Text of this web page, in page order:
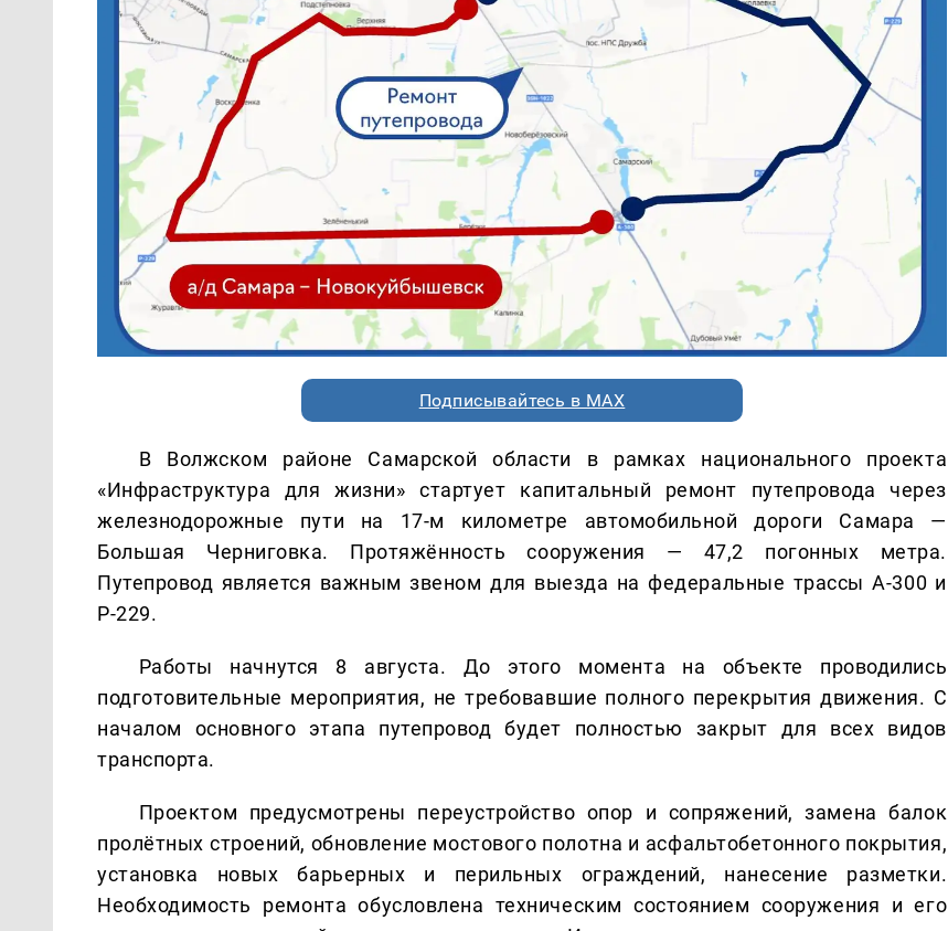
Подписывайтесь в MAX
В Волжском районе Самарской области в рамках национального проекта
«Инфраструктура для жизни» стартует капитальный ремонт путепровода через
железнодорожные пути на 17-м километре автомобильной дороги Самара —
Большая Черниговка. Протяжённость сооружения — 47,2 погонных метра.
Путепровод является важным звеном для выезда на федеральные трассы А-300 и
Р-229.
Работы начнутся 8 августа. До этого момента на объекте проводились
подготовительные мероприятия, не требовавшие полного перекрытия движения. С
началом основного этапа путепровод будет полностью закрыт для всех видов
транспорта.
Проектом предусмотрены переустройство опор и сопряжений, замена балок
пролётных строений, обновление мостового полотна и асфальтобетонного покрытия,
установка новых барьерных и перильных ограждений, нанесение разметки.
Необходимость ремонта обусловлена техническим состоянием сооружения и его